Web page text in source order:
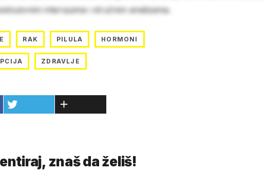
intervjuima i stručnim analizama.
RAK PILULA HORMONI
ZDRAVLJE
znaš da želiš!